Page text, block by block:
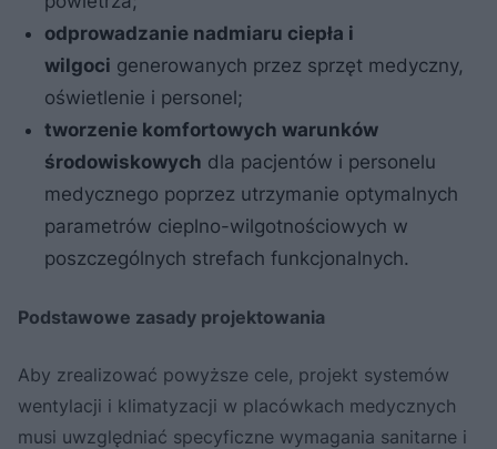
odprowadzanie nadmiaru ciepła i
wilgoci generowanych przez sprzęt medyczny,
oświetlenie i personel;
tworzenie komfortowych warunków
środowiskowych dla pacjentów i personelu
medycznego poprzez utrzymanie optymalnych
parametrów cieplno-wilgotnościowych w
poszczególnych strefach funkcjonalnych.
Podstawowe zasady projektowania
Aby zrealizować powyższe cele, projekt systemów
wentylacji i klimatyzacji w placówkach medycznych
musi uwzględniać specyficzne wymagania sanitarne i